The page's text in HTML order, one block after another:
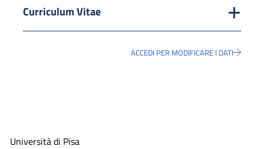
Curriculum Vitae
ACCEDI PER MODIFICARE I DATI
Università di Pisa